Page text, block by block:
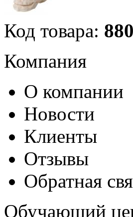
Код товара:
Компания
О компании
Новости
Клиенты
Отзывы
Обратная
Обучающий